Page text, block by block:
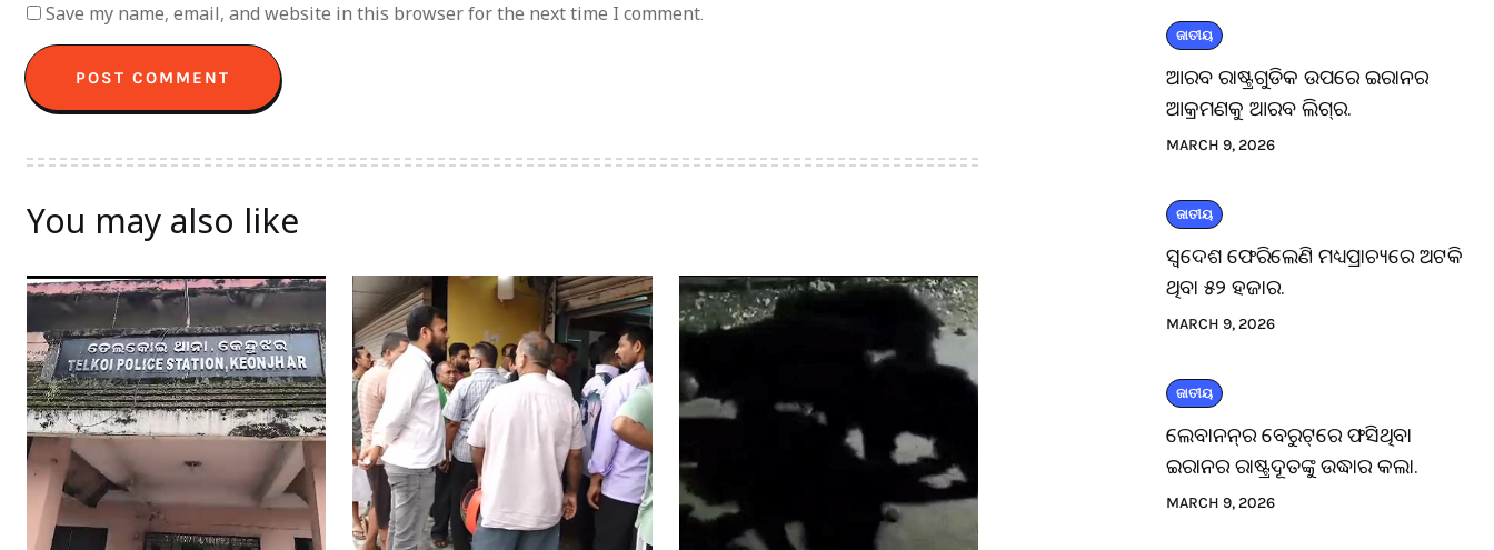
Save my name, email, and website in this browser for the next time I comment.
You may also like
ଜାତୀୟ
ଆରବ ରାଷ୍ଟ୍ରଗୁଡିକ ଉପରେ ଇରାନର
ଆକ୍ରମଣକୁ ଆରବ ଲିଗ୍‌ର.
MARCH 9, 2026
ଜାତୀୟ
ସ୍ବଦେଶ ଫେରିଲେଣି ମଧ୍ୟପ୍ରାଚ୍ୟରେ ଅଟକି
ଥିବା ୫୨ ହଜାର.
MARCH 9, 2026
ଜାତୀୟ
ଲେବାନନ୍‌ର ବେରୁଟ୍‌ରେ ଫସିଥିବା
ଇରାନର ରାଷ୍ଟ୍ରଦୂତଙ୍କୁ ଉଦ୍ଧାର କଲା.
MARCH 9, 2026